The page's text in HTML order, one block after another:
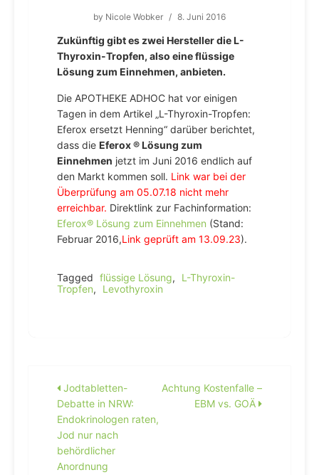
by Nicole Wobker / 8. Juni 2016
Zukünftig gibt es zwei Hersteller die L-
Thyroxin-Tropfen, also eine flüssige
Lösung zum Einnehmen, anbieten.
Die APOTHEKE ADHOC hat vor einigen
Tagen in dem Artikel „L-Thyroxin-Tropfen:
Eferox ersetzt Henning“ darüber berichtet,
dass die Eferox ® Lösung zum
Einnehmen jetzt im Juni 2016 endlich auf
den Markt kommen soll. Link war bei der
Überprüfung am 05.07.18 nicht mehr
erreichbar. Direktlink zur Fachinformation:
Eferox® Lösung zum Einnehmen (Stand:
Februar 2016,Link geprüft am 13.09.23).
Tagged flüssige Lösung,
L-Thyroxin-
Tropfen, Levothyroxin
Beitragsnavigation
Jodtabletten-
Debatte in NRW:
Endokrinologen raten,
Jod nur nach
behördlicher
Anordnung
Achtung Kostenfalle –
EBM vs. GOÄ